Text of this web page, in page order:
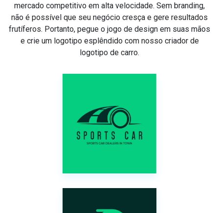
mercado competitivo em alta velocidade. Sem branding,
não é possível que seu negócio cresça e gere resultados
frutíferos. Portanto, pegue o jogo de design em suas mãos
e crie um logotipo esplêndido com nosso criador de
logotipo de carro.